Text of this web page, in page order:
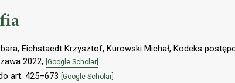
Eichstaedt Krzysztof, Kurowski Michał, Kodeks
2022, [Google Scholar]
art. 425–673 [Google Scholar]